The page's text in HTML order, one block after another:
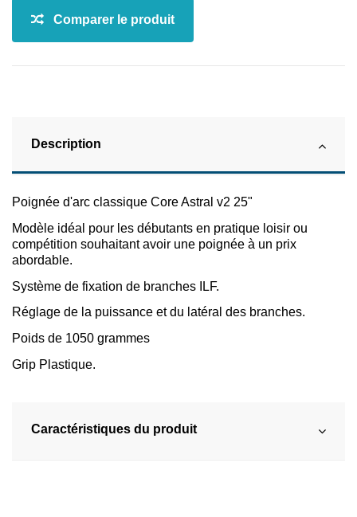
Description
Poignée d'arc classique Core Astral v2 25"
Modèle idéal pour les débutants en pratique loisir ou
compétition souhaitant avoir une poignée à un prix
abordable.
Système de fixation de branches ILF.
Réglage de la puissance et du latéral des branches.
Poids de 1050 grammes
Grip Plastique.
Caractéristiques du produit